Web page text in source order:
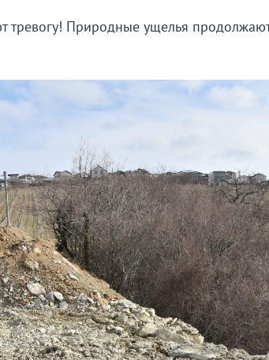
тревогу! Природные ущелья